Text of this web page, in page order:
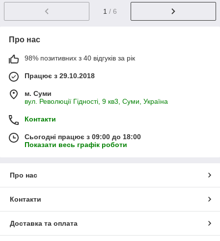
1 / 6
Про нас
98% позитивних з 40 відгуків за рік
Працює з 29.10.2018
м. Суми
вул. Революції Гідності, 9 кв3, Суми, Україна
Контакти
Сьогодні працює з 09:00 до 18:00
Показати весь графік роботи
Про нас
Контакти
Доставка та оплата